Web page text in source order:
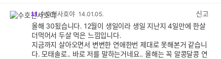
L1 수호천사호야 14.01.05.
신고
올해 30됬습니다. 12월이 생일이라 생일 지난지 4일만에 한살
더먹어서 두살 먹은 느낌입니다.
지금까지 살아오면서 변변한 연애한번 제대로 못해본거 같습니
다. 모태솔로.. 바로 저를 말하는거네요.. 올해는 꼭 알콩달콩 연